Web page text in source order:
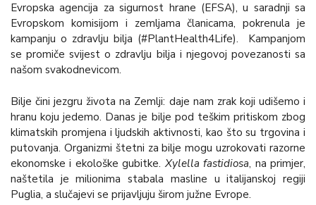
Evropska agencija za sigurnost hrane (EFSA), u saradnji sa
Evropskom komisijom i zemljama članicama, pokrenula je
kampanju o zdravlju bilja (#PlantHealth4Life). Kampanjom
se promiče svijest o zdravlju bilja i njegovoj povezanosti sa
našom svakodnevicom.
Bilje čini jezgru života na Zemlji: daje nam zrak koji udišemo i
hranu koju jedemo. Danas je bilje pod teškim pritiskom zbog
klimatskih promjena i ljudskih aktivnosti, kao što su trgovina i
putovanja. Organizmi štetni za bilje mogu uzrokovati razorne
ekonomske i ekološke gubitke.Xylella fastidiosa, na primjer,
naštetila je milionima stabala masline u italijanskoj regiji
Puglia, a slučajevi se prijavljuju širom južne Evrope.